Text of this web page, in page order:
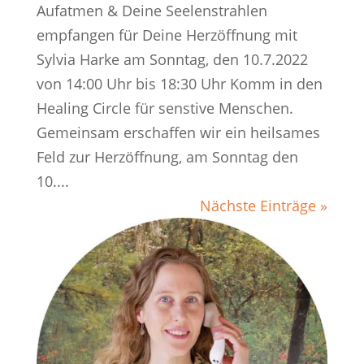
Aufatmen & Deine Seelenstrahlen
empfangen für Deine Herzöffnung mit
Sylvia Harke am Sonntag, den 10.7.2022
von 14:00 Uhr bis 18:30 Uhr Komm in den
Healing Circle für senstive Menschen.
Gemeinsam erschaffen wir ein heilsames
Feld zur Herzöffnung, am Sonntag den
10....
Nächste Einträge »